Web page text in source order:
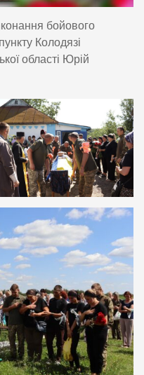
бойового
Колодязі
області Юрій